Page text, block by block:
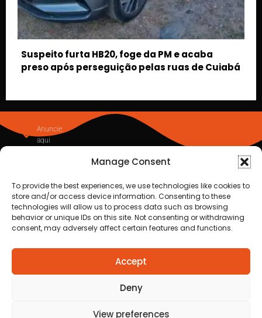
Manage Consent
To provide the best experiences, we use technologies like cookies to
store and/or access device information. Consenting to these
technologies will allow us to process data such as browsing
behavior or unique IDs on this site. Not consenting or withdrawing
consent, may adversely affect certain features and functions.
Accept
Deny
View preferences
Homem é preso em flagrante por descumprir
medida protetiva em Cuiabá após
acionamento de botão do pânico